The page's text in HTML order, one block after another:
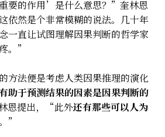
要的作用’是什么意思？”奎林恩
依然是个非常模糊的说法。几十年
一直让试图理解因果判断的哲学家
。”
方法便是考虑人类因果推理的演化
助于预测结果的因素是因果判断的
恩提出，“此外还有那些可以人为
”